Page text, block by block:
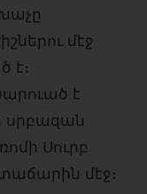
մէջ
է։
է
սրբազան
Սուրբ
մէջ։